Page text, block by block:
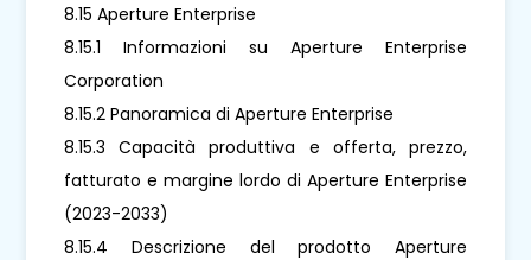
8.15 Aperture Enterprise
8.15.1 Informazioni su Aperture Enterprise
Corporation
8.15.2 Panoramica di Aperture Enterprise
8.15.3 Capacità produttiva e offerta, prezzo,
fatturato e margine lordo di Aperture Enterprise
(2023-2033)
8.15.4 Descrizione del prodotto Aperture